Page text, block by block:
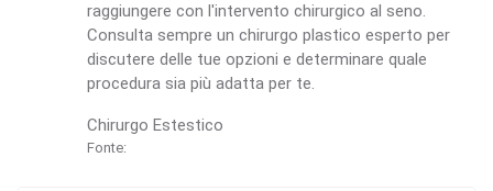
raggiungere con l'intervento chirurgico al seno.
Consulta sempre un chirurgo plastico esperto per
discutere delle tue opzioni e determinare quale
procedura sia più adatta per te.
Chirurgo Estestico
Fonte: